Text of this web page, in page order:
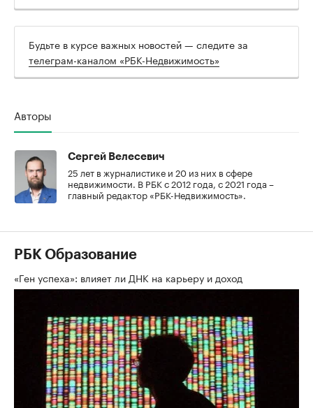
Будьте в курсе важных новостей — следите за
телеграм-каналом «РБК-Недвижимость»
Авторы
Сергей Велесевич
25 лет в журналистике и 20 из них в сфере
недвижимости. В РБК с 2012 года, с 2021 года –
главный редактор «РБК-Недвижимость».
РБК Образование
«Ген успеха»: влияет ли ДНК на карьеру и доход